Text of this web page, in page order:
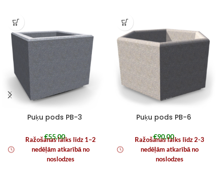
Puķu pods PB-3
€55,00
Ražošanas laiks līdz 1–2
nedēļām atkarībā no
noslodzes
Puķu pods PB-6
€90,00
Ražošanas laiks līdz 2-3
nedēļām atkarībā no
noslodzes